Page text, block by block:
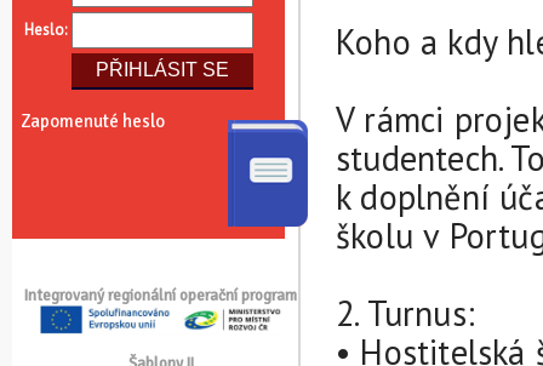
Heslo:
Zapomenuté heslo
Integrovaný regionální operační program
Koho a kdy
V rámci
studentech.
k doplnění
školu v
2. Turnus:
• Hostitelská